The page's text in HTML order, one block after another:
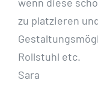
zu platzieren
Rollstuhl etc.
Sara